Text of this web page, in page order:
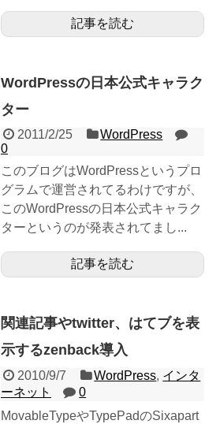
記事を読む
WordPressの日本公式キャラク
ター
2011/2/25
WordPress
0
このブログはWordPressというプロ
グラムで運営されてるわけですが、
このWordPressの日本公式キャラク
ターというのが発表されてまし...
記事を読む
関連記事やtwitter、はてブを表
示するzenback導入
2010/9/7 WordPress, インタ
ーネット
0
MovableTypeやTypePadのSixapart